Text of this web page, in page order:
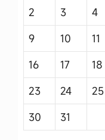
2
3 4
9
10 11
16
17 18
23
24 25
30
31